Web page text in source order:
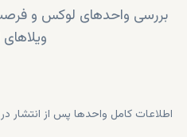
بررسی واحدهای لوکس و
ویلاهای
اطلاعات کامل واحدها پس از